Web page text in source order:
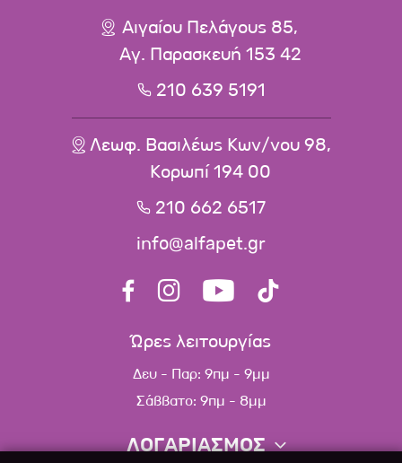
Αιγαίου Πελάγους 85,
Αγ. Παρασκευή 153 42
210 639 5191
Λεωφ. Βασιλέως Κων/νου 98,
Κορωπί 194 00
210 662 6517
info@alfapet.gr
Ώρες λειτουργίας
Δευ - Παρ: 9πμ - 9μμ
Σάββατο: 9πμ - 8μμ
ΛΟΓΑΡΙΑΣΜΟΣ